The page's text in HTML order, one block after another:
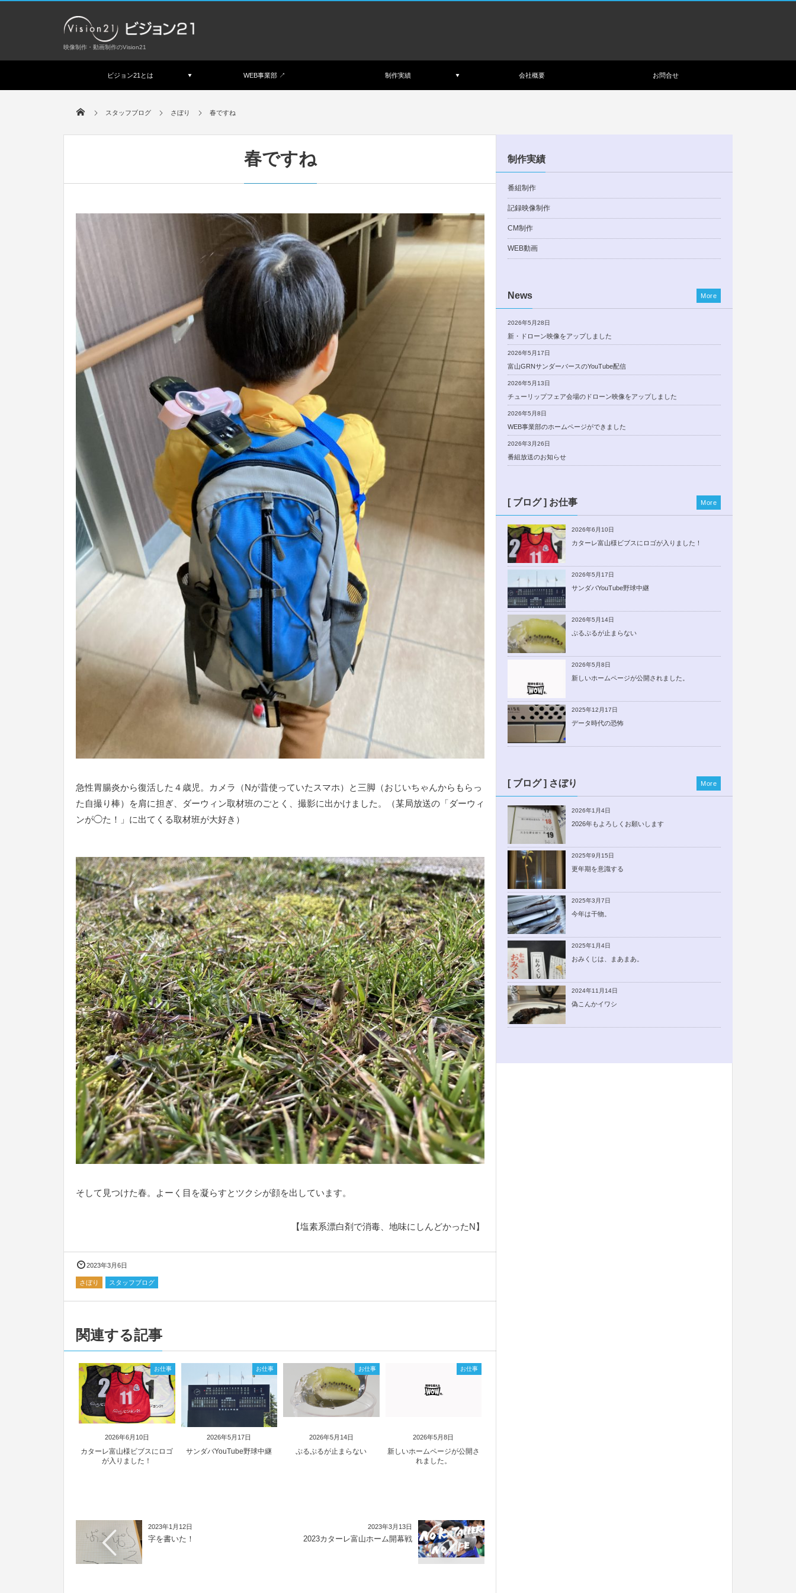
映像制作・動画制作のVision21
ビジョン21とは WEB事業部 ↗︎ 制作実績 会社概要 お問合せ
スタッフブログ さぼり 春ですね
春ですね
急性胃腸炎から復活した４歳児。カメラ（Nが昔使っていたスマホ）と三脚（おじいちゃんからもらっ
た自撮り棒）を肩に担ぎ、ダーウィン取材班のごとく、撮影に出かけました。（某局放送の「ダーウィ
ンが◯た！」に出てくる取材班が大好き）
そして見つけた春。よーく目を凝らすとツクシが顔を出しています。
【塩素系漂白剤で消毒、地味にしんどかったN】
2023年3月6日
さぼり スタッフブログ
関連する記事
2026年6月10日
お仕事
カターレ富山様ビブスにロゴ
が入りました！
2026年5月17日
お仕事
サンダバYouTube野球中継
2026年5月14日
お仕事
ぷるぷるが止まらない
2026年5月8日
お仕事
新しいホームページが公開さ
れました。
2023年1月12日
字を書いた！
2023年3月13日
2023カターレ富山ホーム開幕戦
制作実績
番組制作
記録映像制作
CM制作
WEB動画
News
2026年5月28日
新・ドローン映像をアップしました
2026年5月17日
富山GRNサンダーバースのYouTube配信
2026年5月13日
チューリップフェア会場のドローン映像をアップしました
2026年5月8日
WEB事業部のホームページができました
2026年3月26日
番組放送のお知らせ
More
[ ブログ ] お仕事
2026年6月10日
カターレ富山様ビブスにロゴが入りました！
2026年5月17日
サンダバYouTube野球中継
2026年5月14日
ぷるぷるが止まらない
2026年5月8日
新しいホームページが公開されました。
2025年12月17日
データ時代の恐怖
More
[ ブログ ] さぼり
2026年1月4日
2026年もよろしくお願いします
2025年9月15日
更年期を意識する
2025年3月7日
今年は干物。
2025年1月4日
おみくじは、まあまあ。
2024年11月14日
偽こんかイワシ
More